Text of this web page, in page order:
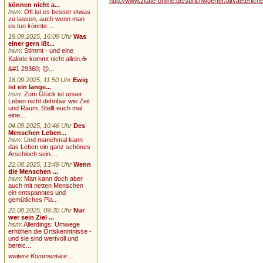
können nicht a...
hsm:Oft ist es besser etwas
zu lassen, auch wenn man
es tun könnte....
19.09.2025, 16:09 Uhr Was
einer gern ißt...
hsm:Stimmt - und eine
Kalorie kommt nicht allein.☕
&#1 29360; 🙃...
18.09.2025, 11:50 Uhr Ewig
ist ein lange...
hsm:Zum Glück ist unser
Leben nicht dehnbar wie Zeit
und Raum. Stellt euch mal
eine...
04.09.2025, 10:46 Uhr Des
Menschen Leben...
hsm:Und manchmal kann
das Leben ein ganz schönes
Arschloch sein....
22.08.2025, 13:49 Uhr Wenn
die Menschen ...
hsm:Man kann doch aber
auch mit netten Menschen
ein entspanntes und
gemütliches Pla...
22.08.2025, 09:30 Uhr Nur
wer sein Ziel ...
hsm:Allerdings: Umwege
erhöhen die Ortskenntnisse -
und sie sind wertvoll und
bereic...
weitere Kommentare ...